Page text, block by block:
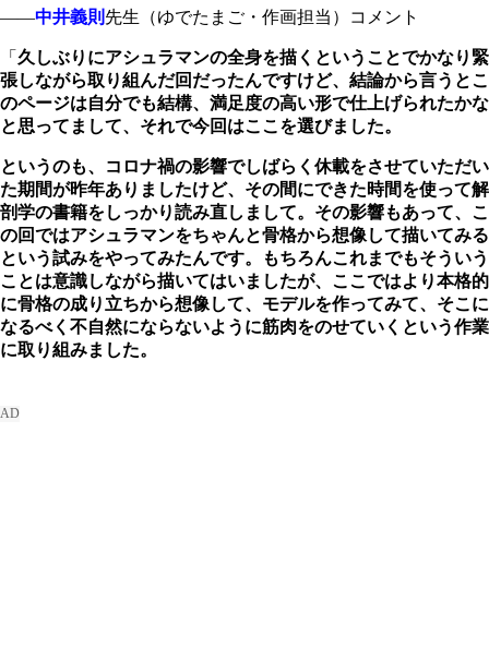
――中井義則 先生（ゆでたまご・作画担当）コメント
「 久しぶりにアシュラマンの全身を描くということでかなり緊
張しながら取り組んだ回だったんですけど、結論から言うとこ
のページは自分でも結構、満足度の高い形で仕上げられたかな
と思ってまして、それで今回はここを選びました。
というのも、コロナ禍の影響でしばらく休載をさせていただい
た期間が昨年ありましたけど、その間にできた時間を使って解
剖学の書籍をしっかり読み直しまして。その影響もあって、こ
の回ではアシュラマンをちゃんと骨格から想像して描いてみる
という試みをやってみたんです。もちろんこれまでもそういう
ことは意識しながら描いてはいましたが、ここではより本格的
に骨格の成り立ちから想像して、モデルを作ってみて、そこに
なるべく不自然にならないように筋肉をのせていくという作業
に取り組みました。